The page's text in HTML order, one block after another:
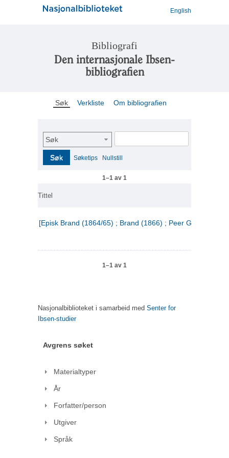
English
Bibliografi
Den internasjonale Ibsen-
bibliografien
Søk Verkliste Om bibliografien
Søk
Søk Søketips Nullstill
1–1 av 1
Tittel
[Episk Brand (1864/65) ; Brand (1866) ; Peer Gynt (1867)]
1–1 av 1
Nasjonalbiblioteket i samarbeid med Senter for
Ibsen-studier
Avgrens søket
Materialtyper
År
Forfatter/person
Utgiver
Språk